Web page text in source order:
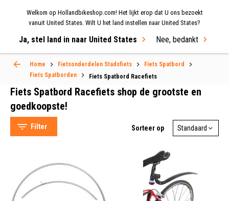
Welkom op Hollandbikeshop.com! Het lijkt erop dat U ons bezoekt
vanuit United States. Wilt U het land instellen naar United States?
Ja, stel land in naar United States Nee, bedankt
Home Fietsonderdelen Stadsfiets
Fiets Spatbord
Fiets Spatborden
Fiets Spatbord Racefiets
Fiets Spatbord Racefiets shop de grootste en
goedkoopste!
Filter Sorteer op